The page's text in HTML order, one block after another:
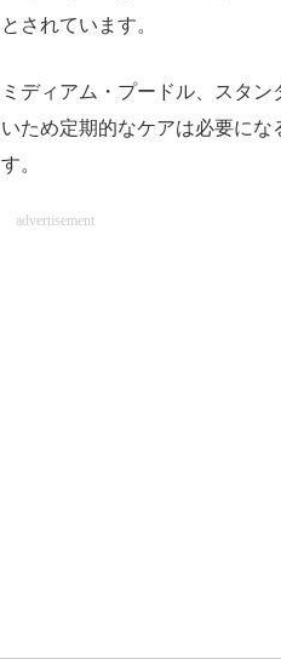
されています。
ィアム・プードル、スタン
ため定期的なケアは必要にな
。
advertisement